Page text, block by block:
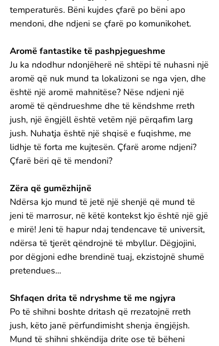
temperaturës. Bëni kujdes çfarë po bëni apo
mendoni, dhe ndjeni se çfarë po komunikohet.
Aromë fantastike të pashpjegueshme
Ju ka ndodhur ndonjëherë në shtëpi të nuhasni një
aromë që nuk mund ta lokalizoni se nga vjen, dhe
është një aromë mahnitëse? Nëse ndjeni një
aromë të qëndrueshme dhe të këndshme rreth
jush, një ëngjëll është vetëm një përqafim larg
jush. Nuhatja është një shqisë e fuqishme, me
lidhje të forta me kujtesën. Çfarë arome ndjeni?
Çfarë bëri që të mendoni?
Zëra që gumëzhijnë
Ndërsa kjo mund të jetë një shenjë që mund të
jeni të marrosur, në këtë kontekst kjo është një gjë
e mirë! Jeni të hapur ndaj tendencave të universit,
ndërsa të tjerët qëndrojnë të mbyllur. Dëgjojini,
por dëgjoni edhe brendinë tuaj, ekzistojnë shumë
pretendues...
Shfaqen drita të ndryshme të me ngjyra
Po të shihni boshte dritash që rrezatojnë rreth
jush, këto janë përfundimisht shenja ëngjëjsh.
Mund të shihni shkëndija drite ose të bëheni